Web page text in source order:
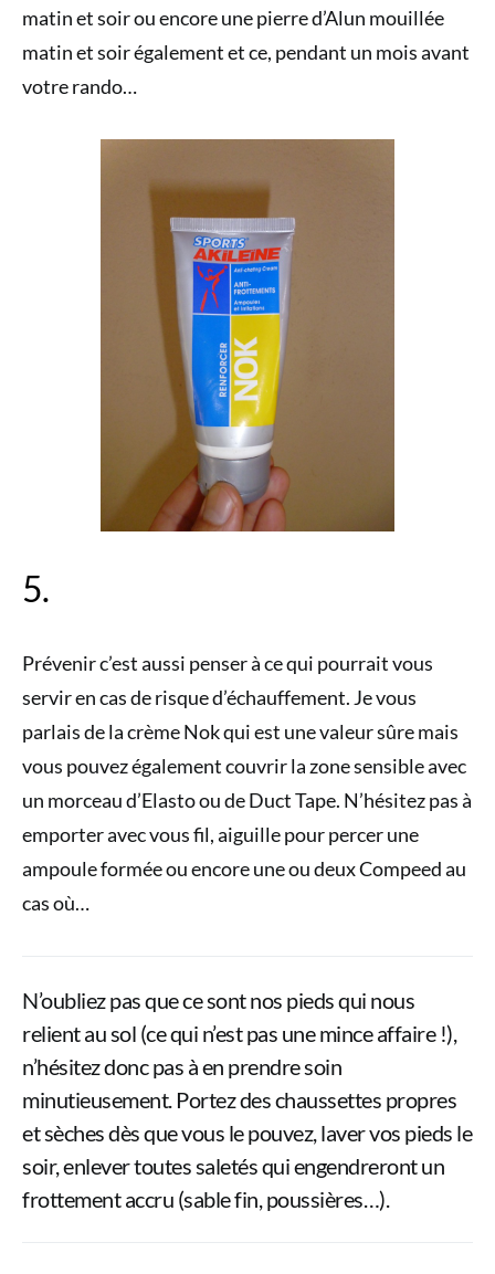
matin et soir ou encore une pierre d’Alun mouillée
matin et soir également et ce, pendant un mois avant
votre rando…
5.
Prévenir c’est aussi penser à ce qui pourrait vous
servir en cas de risque d’échauffement. Je vous
parlais de la crème Nok qui est une valeur sûre mais
vous pouvez également couvrir la zone sensible avec
un morceau d’Elasto ou de Duct Tape. N’hésitez pas à
emporter avec vous fil, aiguille pour percer une
ampoule formée ou encore une ou deux Compeed au
cas où…
N’oubliez pas que ce sont nos pieds qui nous
relient au sol (ce qui n’est pas une mince affaire !),
n’hésitez donc pas à en prendre soin
minutieusement. Portez des chaussettes propres
et sèches dès que vous le pouvez, laver vos pieds le
soir, enlever toutes saletés qui engendreront un
frottement accru (sable fin, poussières…).